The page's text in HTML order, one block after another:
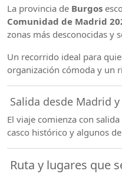
La provincia de Burgos
Comunidad de Madrid
zonas más desconocidas y
Un recorrido ideal para
organización cómoda y un
Salida desde Madrid
El viaje comienza con
casco histórico y algunos
Ruta y lugares que